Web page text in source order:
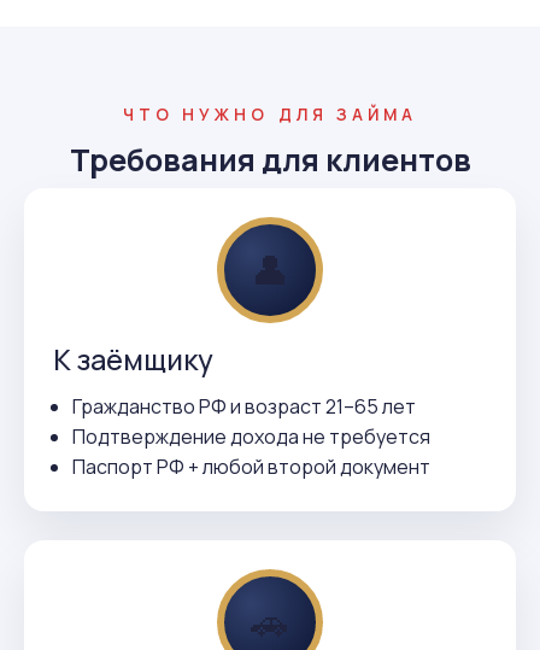
ЧТО НУЖНО ДЛЯ ЗАЙМА
Требования для клиентов
👤
К заёмщику
Гражданство РФ и возраст 21–65 лет
Подтверждение дохода не требуется
Паспорт РФ + любой второй документ
🚗